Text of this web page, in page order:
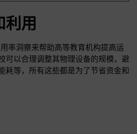
用
率洞察来帮助高等教育机构提高运
可以合理调整其物理设备的规模，避
耗等，所有这些都是为了节省资金和